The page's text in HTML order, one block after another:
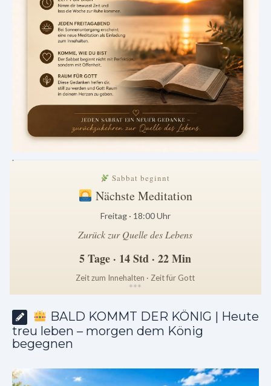
.
Sabbat beginnt
Nächste Meditation
Freitag · 18:00 Uhr
Zurück zur Quelle des Lebens
5 Tage · 14 Std · 22 Min
Zeit zum Innehalten · Zeit für Gott
***
BALD KOMMT DER KÖNIG | Heute
treu leben – morgen dem König
begegnen